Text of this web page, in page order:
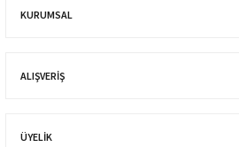
KURUMSAL
ALIŞVERIŞ
ÜYELİK